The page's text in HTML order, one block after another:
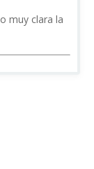
muy clara la